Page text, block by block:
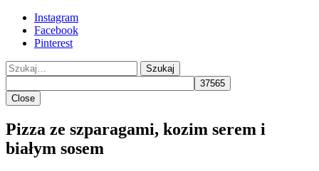
Instagram
Facebook
Pinterest
Szukaj
Close
Pizza ze szparagami, kozim serem i
białym sosem